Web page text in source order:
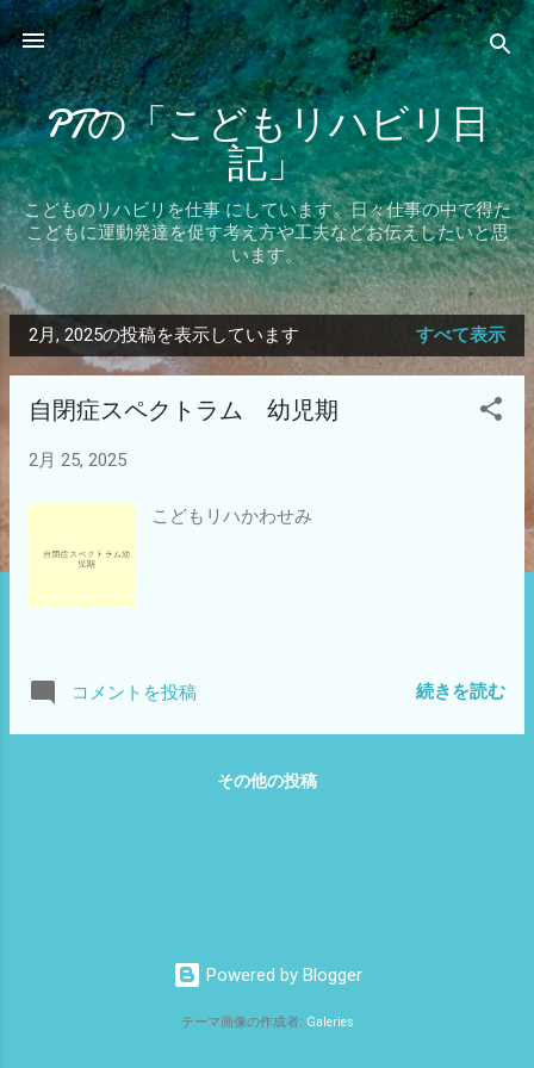
スキップしてメイン コンテンツに移動
PTの「こどもリハビリ日
記」
こどものリハビリを仕事 にしています。日々仕事の中で得た
こどもに運動発達を促す考え方や工夫などお伝えしたいと思
います。
投
2月, 2025の投稿を表示しています すべて表示
自閉症スペクトラム 幼児期
2月 25, 2025
こどもリハかわせみ
コメントを投稿 続きを読む
その他の投稿
Powered by Blogger
テーマ画像の作成者: Galeries